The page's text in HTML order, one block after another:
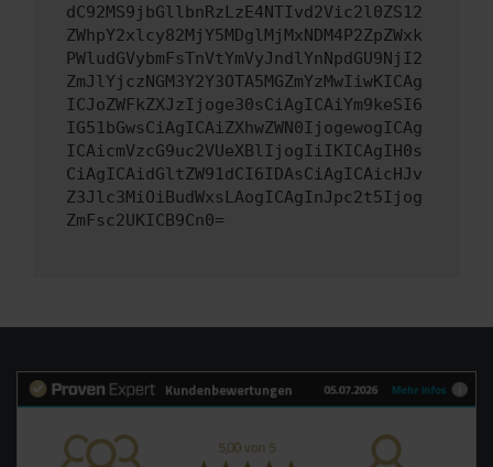
dC92MS9jbGllbnRzLzE4NTIvd2Vic2l0ZS12
ZWhpY2xlcy82MjY5MDglMjMxNDM4P2ZpZWxk
PWludGVybmFsTnVtYmVyJndlYnNpdGU9NjI2
ZmJlYjczNGM3Y2Y3OTA5MGZmYzMwIiwKICAg
ICJoZWFkZXJzIjoge30sCiAgICAiYm9keSI6
IG51bGwsCiAgICAiZXhwZWN0IjogewogICAg
ICAicmVzcG9uc2VUeXBlIjogIiIKICAgIH0s
CiAgICAidGltZW91dCI6IDAsCiAgICAicHJv
Z3Jlc3MiOiBudWxsLAogICAgInJpc2t5Ijog
ZmFsc2UKICB9Cn0=